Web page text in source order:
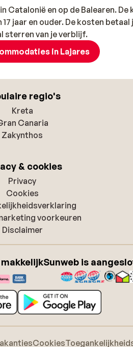
en op de Balearen. De
jaar en ouder. De kosten
sterren van je verblijf.
in Lajares
regio's
Kreta
Canaria
Zakynthos
& cookies
Privacy
Cookies
voorkeuren
Disclaimer
Sunweb is
Cookies